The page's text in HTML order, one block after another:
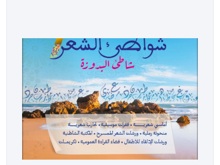
الشراكة المبرمة بين الجامعة الوطنية للأندية السينمائية
بالمغرب ووزارة الشباب والثقافة والتواصل – قطاع الثقافة،
وتنزيلا لبرنامجها الرامي إلى تعزيز الثقافة السينمائية […]